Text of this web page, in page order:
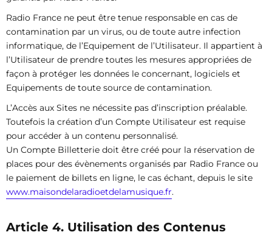
Radio France ne peut être tenue responsable en cas de
contamination par un virus, ou de toute autre infection
informatique, de l’Equipement de l’Utilisateur. Il appartient à
l’Utilisateur de prendre toutes les mesures appropriées de
façon à protéger les données le concernant, logiciels et
Equipements de toute source de contamination.
L’Accès aux Sites ne nécessite pas d’inscription préalable.
Toutefois la création d’un Compte Utilisateur est requise
pour accéder à un contenu personnalisé.
Un Compte Billetterie doit être créé pour la réservation de
places pour des évènements organisés par Radio France ou
le paiement de billets en ligne, le cas échant, depuis le site
www.maisondelaradioetdelamusique.fr.
Article 4. Utilisation des Contenus